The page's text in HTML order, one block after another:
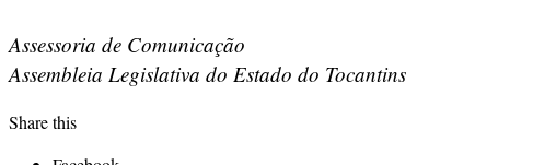
Assessoria de Comunicação
Assembleia Legislativa do Estado do Tocantins
Share this